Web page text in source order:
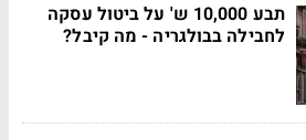
תבע 10,000 ש' על ביטול עסקה
לחבילה בבולגריה - מה קיבל?